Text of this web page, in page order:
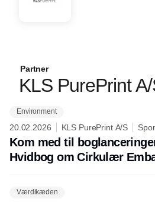
Partner
KLS PurePrint
Environment
20.02.2026 KLS PurePrint A/S
Kom med til
Hvidbog om Cirkulær
Værdikæden